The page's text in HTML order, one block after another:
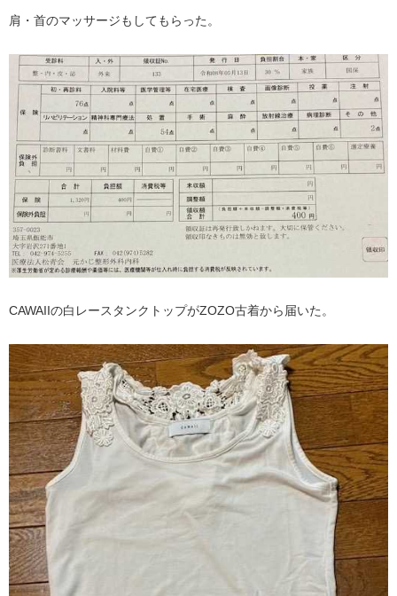
肩・首のマッサージもしてもらった。
CAWAIIの白レースタンクトップがZOZO古着から届いた。